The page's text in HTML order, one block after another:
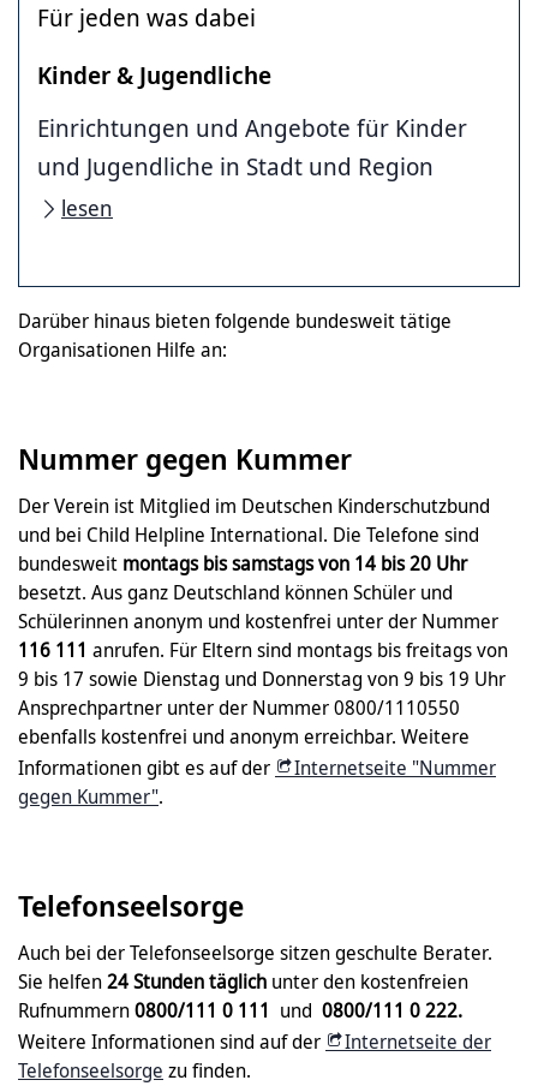
Für jeden was dabei
Kinder & Jugendliche
Einrichtungen und Angebote für Kinder
und Jugendliche in Stadt und Region
lesen
Darüber hinaus bieten folgende bundesweit tätige
Organisationen Hilfe an:
Nummer gegen Kummer
Der Verein ist Mitglied im Deutschen Kinderschutzbund
und bei Child Helpline International. Die Telefone sind
bundesweit montags bis samstags von 14 bis 20 Uhr
besetzt. Aus ganz Deutschland können Schüler und
Schülerinnen anonym und kostenfrei unter der Nummer
116 111 anrufen. Für Eltern sind montags bis freitags von
9 bis 17 sowie Dienstag und Donnerstag von 9 bis 19 Uhr
Ansprechpartner unter der Nummer 0800/1110550
ebenfalls kostenfrei und anonym erreichbar. Weitere
Informationen gibt es auf der
Internetseite "Nummer
gegen Kummer".
Telefonseelsorge
Auch bei der Telefonseelsorge sitzen geschulte Berater.
Sie helfen24 Stunden täglich unter den kostenfreien
Rufnummern0800/111 0 111 und 0800/111 0 222.
Weitere Informationen sind auf der
Internetseite der
Telefonseelsorge zu finden.